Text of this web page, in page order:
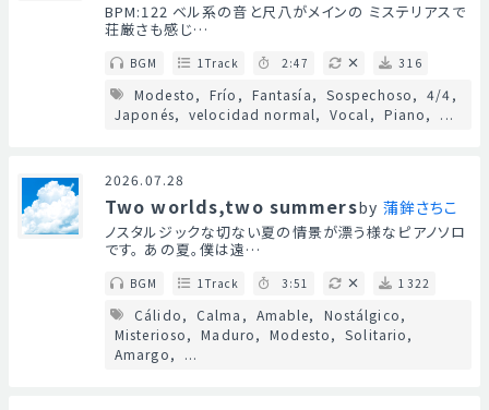
BPM:122 ベル系の音と尺八がメインの ミステリアスで
荘厳さも感じ…
BGM 1Track 2:47 316
Modesto Frío Fantasía Sospechoso
4/4
Japonés
velocidad normal Vocal Piano ...
2026.07.28
Two worlds,two summersby 蒲鉾さちこ
ノスタルジックな切ない夏の情景が漂う様なピアノソロ
です。 あの夏。僕は遠…
BGM 1Track 3:51 1322
Cálido Calma Amable
Nostálgico
Misterioso
Maduro Modesto
Solitario
Amargo
...